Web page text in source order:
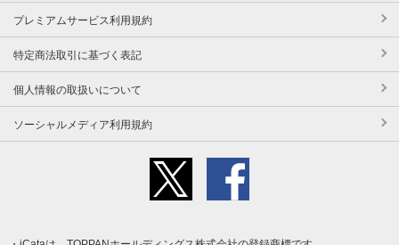
プレミアムサービス利用規約
特定商法取引に基づく表記
個人情報の取扱いについて
ソーシャルメディア利用規約